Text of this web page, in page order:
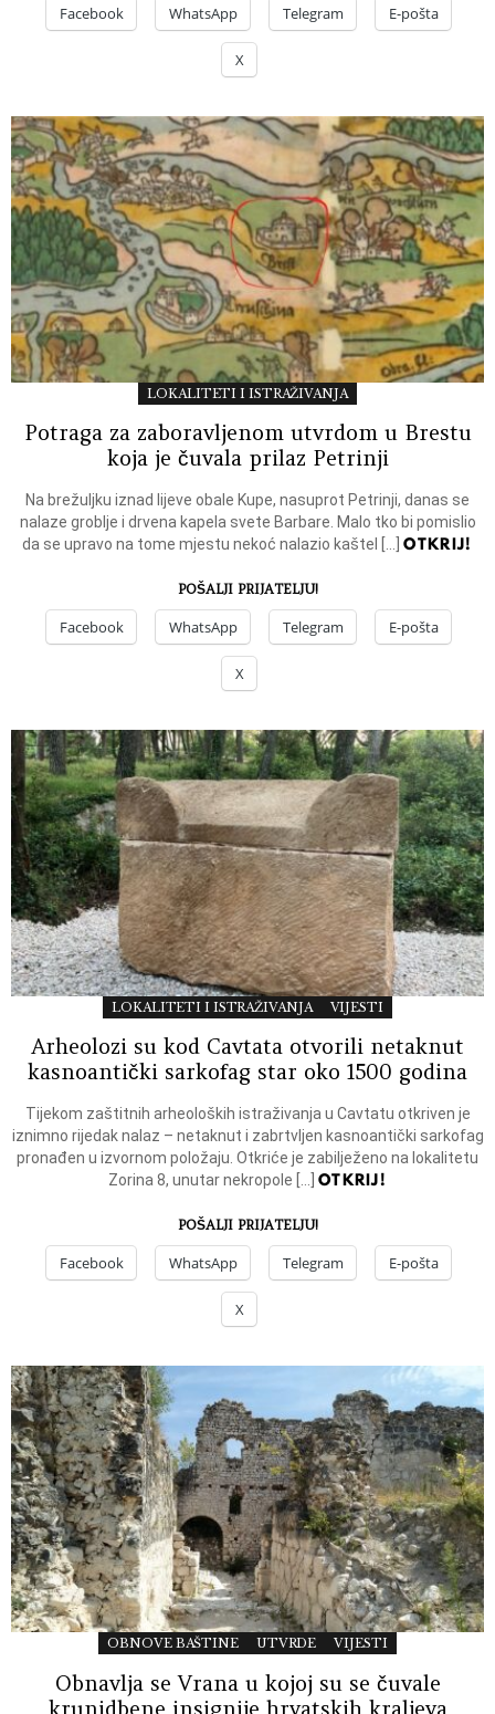
Facebook WhatsApp Telegram E-pošta
X
LOKALITETI I ISTRAŽIVANJA
Potraga za zaboravljenom utvrdom u Brestu
koja je čuvala prilaz Petrinji
Na brežuljku iznad lijeve obale Kupe, nasuprot Petrinji, danas se
nalaze groblje i drvena kapela svete Barbare. Malo tko bi pomislio
da se upravo na tome mjestu nekoć nalazio kaštel […]OTKRIJ!
POŠALJI PRIJATELJU!
Facebook WhatsApp Telegram E-pošta
X
LOKALITETI I ISTRAŽIVANJA VIJESTI
Arheolozi su kod Cavtata otvorili netaknut
kasnoantički sarkofag star oko 1500 godina
Tijekom zaštitnih arheoloških istraživanja u Cavtatu otkriven je
iznimno rijedak nalaz – netaknut i zabrtvljen kasnoantički sarkofag
pronađen u izvornom položaju. Otkriće je zabilježeno na lokalitetu
Zorina 8, unutar nekropole […] OTKRIJ!
POŠALJI PRIJATELJU!
Facebook WhatsApp Telegram E-pošta
X
OBNOVE BAŠTINE UTVRDE VIJESTI
Obnavlja se Vrana u kojoj su se čuvale
krunidbene insignije hrvatskih kraljeva